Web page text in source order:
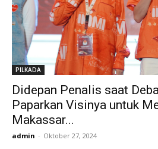
PILKADA
Didepan Penalis saat
Paparkan Visinya untuk
Makassar...
admin - Oktober 27, 2024